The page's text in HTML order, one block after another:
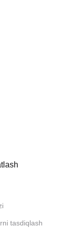
tasdiqlash